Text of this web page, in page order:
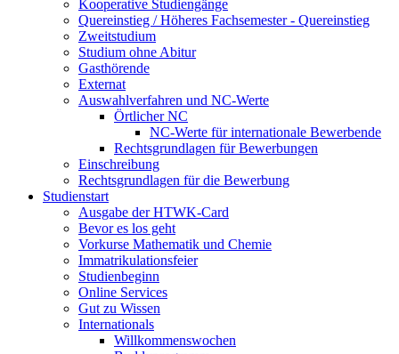
Kooperative Studiengänge
Quereinstieg / Höheres Fachsemester - Quereinstieg
Zweitstudium
Studium ohne Abitur
Gasthörende
Externat
Auswahlverfahren und NC-Werte
Örtlicher NC
NC-Werte für internationale Bewerbende
Rechtsgrundlagen für Bewerbungen
Einschreibung
Rechtsgrundlagen für die Bewerbung
Studienstart
Ausgabe der HTWK-Card
Bevor es los geht
Vorkurse Mathematik und Chemie
Immatrikulationsfeier
Studienbeginn
Online Services
Gut zu Wissen
Internationals
Willkommenswochen